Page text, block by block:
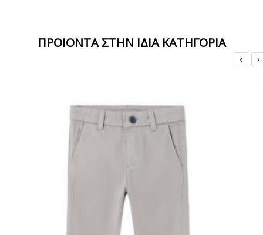
ΠΡΟΙΟΝΤΑ ΣΤΗΝ ΙΔΙΑ ΚΑΤΗΓΟΡΙΑ
‹ ›